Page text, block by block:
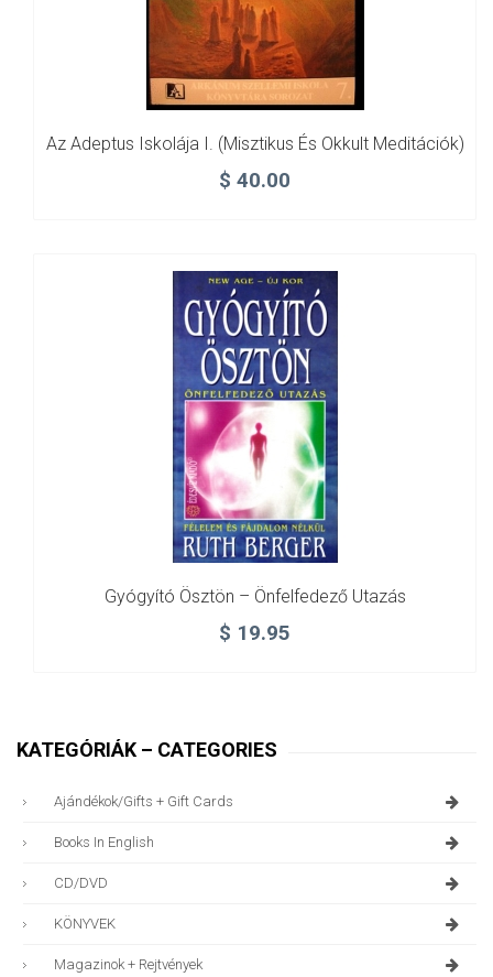
Az Adeptus Iskolája I. (Misztikus És Okkult Meditációk)
$ 40.00
Gyógyító Ösztön – Önfelfedező Utazás
$ 19.95
KATEGÓRIÁK – CATEGORIES
Ajándékok/gifts + Gift Cards
Books In English
CD/DVD
KÖNYVEK
Magazinok + Rejtvények